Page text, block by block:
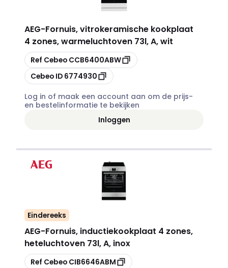
AEG-Fornuis, vitrokeramische kookplaat
4 zones, warmeluchtoven 73l, A, wit
Kopiëren
Ref Cebeo CCB6400ABW
Kopiëren
Cebeo ID 6774930
Log in of maak een account aan om de prijs-
en bestelinformatie te bekijken
Inloggen
Eindereeks
AEG-Fornuis, inductiekookplaat 4 zones,
heteluchtoven 73l, A, inox
Kopiëren
Ref Cebeo CIB6646ABM